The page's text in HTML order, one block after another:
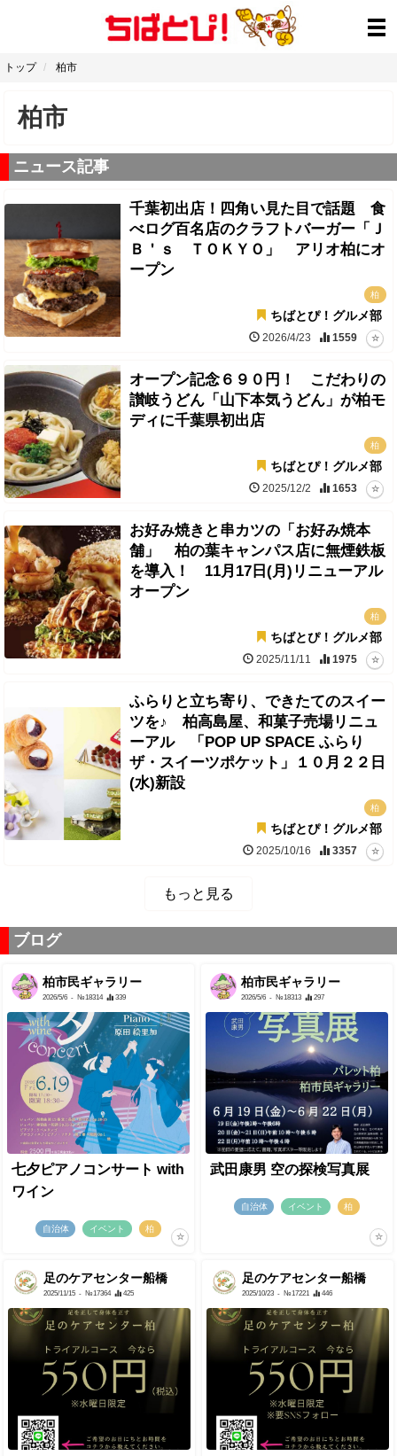
トップ 柏市
柏市
ニュース記事
千葉初出店！四角い見た目で話題 食
べログ百名店のクラフトバーガー「Ｊ
Ｂ＇ｓ ＴＯＫＹＯ」 アリオ柏にオ
ープン
柏
ちばとぴ！グルメ部
2026/4/23 1559
オープン記念６９０円！ こだわりの
讃岐うどん「山下本気うどん」が柏モ
ディに千葉県初出店
柏
ちばとぴ！グルメ部
2025/12/2 1653
お好み焼きと串カツの「お好み焼本
舗」 柏の葉キャンパス店に無煙鉄板
を導入！ 11月17日(月)リニューアル
オープン
柏
ちばとぴ！グルメ部
2025/11/11 1975
ふらりと立ち寄り、できたてのスイー
ツを♪ 柏高島屋、和菓子売場リニュ
ーアル 「POP UP SPACE ふらり
ザ・スイーツポケット」１０月２２日
(水)新設
柏
ちばとぴ！グルメ部
2025/10/16 3357
もっと見る
ブログ
柏市民ギャラリー
2026/5/6 - №18314 339
七夕ピアノコンサート with
ワイン
自治体 イベント 柏
柏市民ギャラリー
2026/5/6 - №18313 297
武田康男 空の探検写真展
自治体 イベント 柏
足のケアセンター船橋
2025/11/15 - №17364 425
足のケアセンター船橋
2025/10/23 - №17221 446